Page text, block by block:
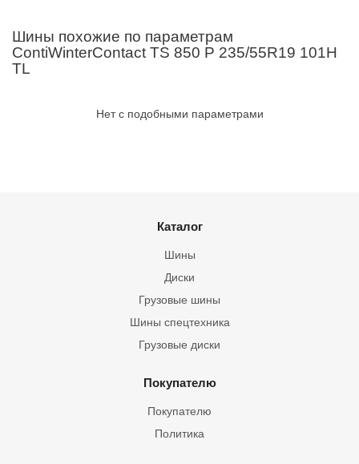
Шины похожие по параметрам
ContiWinterContact TS 850 P 235/55R19 101H
TL
Нет с подобными параметрами
Каталог
Шины
Грузовые шины
Шины спецтехника
Диски
Грузовые диски
Покупателю
Покупателю
Политика